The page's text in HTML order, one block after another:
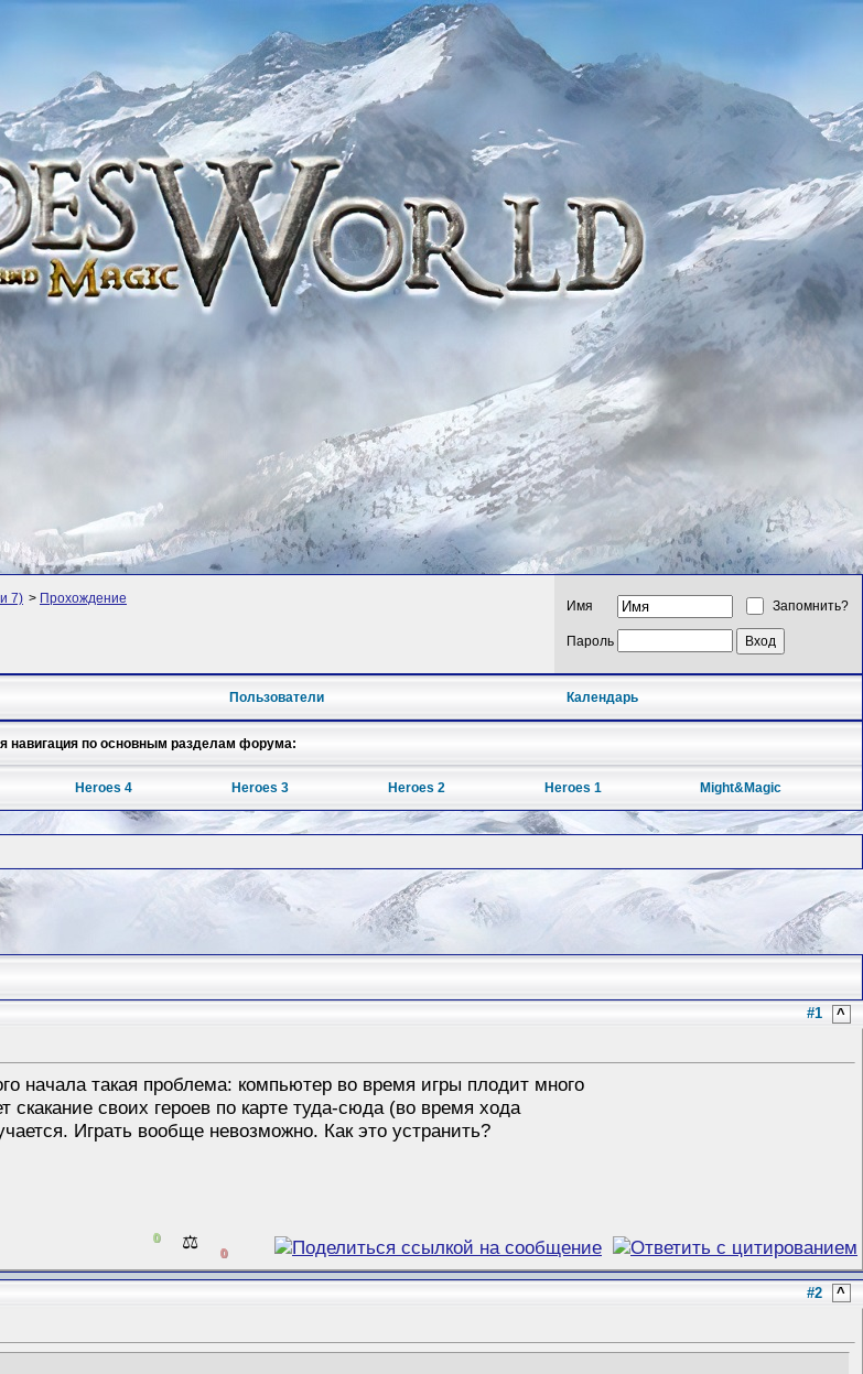
7) > Прохождение
Имя Запомнить?
Пароль
Пользователи Календарь
навигация по основным разделам форума:
Heroes 4 Heroes 3 Heroes 2 Heroes 1 Might&Magic
#1 ^
начала такая проблема: компьютер во время игры плодит много
скакание своих героев по карте туда-сюда (во время хода
Играть вообще невозможно. Как это устранить?
0 ⚖️ 0
#2 ^